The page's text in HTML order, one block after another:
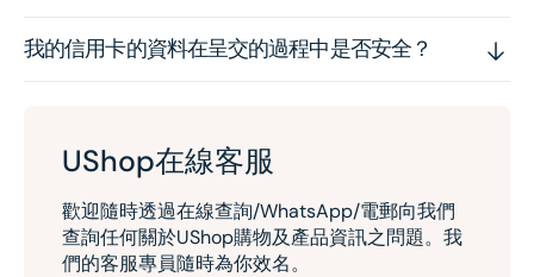
我的信用卡的資料在呈交的過程中是否安全？
UShop在線客服
歡迎隨時透過在線查詢/WhatsApp/電郵向我們
查詢任何關於UShop購物及產品資訊之問題。我
們的客服專員隨時為你效名。